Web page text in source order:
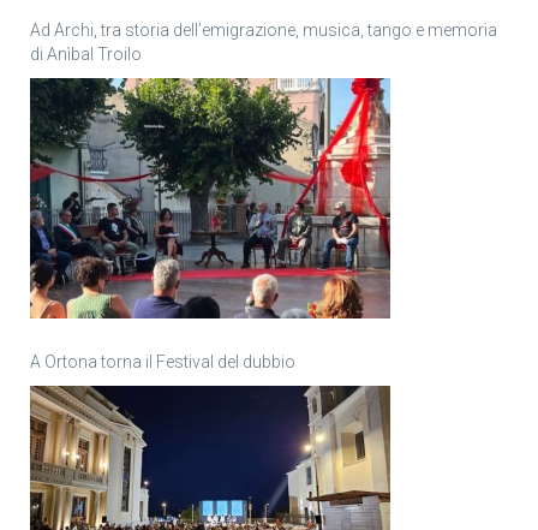
Ad Archi, tra storia dell’emigrazione, musica, tango e memoria
di Anìbal Troilo
A Ortona torna il Festival del dubbio